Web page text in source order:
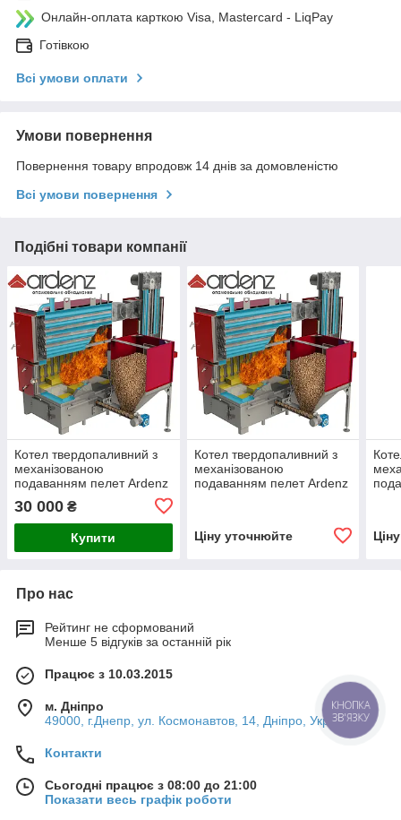
Онлайн-оплата карткою Visa, Mastercard - LiqPay
Готівкою
Всі умови оплати
Умови повернення
Повернення товару впродовж 14 днів за домовленістю
Всі умови повернення
Подібні товари компанії
Котел твердопаливний з
механізованою
подаванням пелет Ardenz
30 000 ₴
Купити
Котел твердопаливний з
механізованою
подаванням пелет Ardenz
Ціну уточнюйте
Про нас
Рейтинг не сформований
Менше 5 відгуків за останній рік
Працює з 10.03.2015
м. Дніпро
49000, г.Днепр, ул. Космонавтов, 14, Дніпро, Україна
Контакти
Сьогодні працює з 08:00 до 21:00
Показати весь графік роботи
КНОПКА
ЗВ'ЯЗКУ